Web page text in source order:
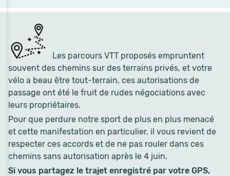
Les parcours VTT proposés empruntent
souvent des chemins sur des terrains privés, et votre
vélo a beau être tout-terrain, ces autorisations de
passage ont été le fruit de rudes négociations avec
leurs propriétaires.
Pour que perdure notre sport de plus en plus menacé
et cette manifestation en particulier, il vous revient de
respecter ces accords et de ne pas rouler dans ces
chemins sans autorisation après le 4 juin.
Si vous partagez le trajet enregistré par votre GPS,